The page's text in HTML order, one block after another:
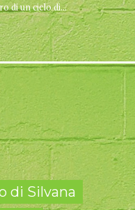
di un ciclo di...
di Silvana